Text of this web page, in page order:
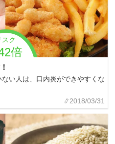
スク
倍
い人は、口内炎ができやすくな
2018/03/31